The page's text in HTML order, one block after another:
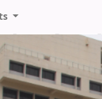
Library